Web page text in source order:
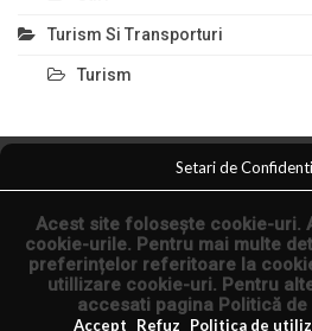
Turism Si Transporturi
Turism
Comert Si Magazine Magazin
Anunturi Online
Arta
© 2026 - Articole Seo si
Articol.co.ro
Setari de
Acest site folosește cookie-uri.
cookie-urile. Pentru mai multe
preferințelor referitoare la
utillizare cookie-uri. Pentru
accesati pagina Politică
Accept Refuz Politica de